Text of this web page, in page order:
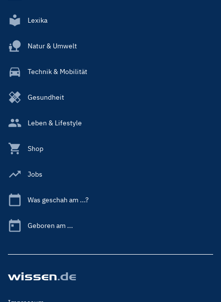
Lexika
Natur & Umwelt
Technik & Mobilität
Gesundheit
Leben & Lifestyle
Shop
Jobs
Was geschah am ...?
Geboren am ...